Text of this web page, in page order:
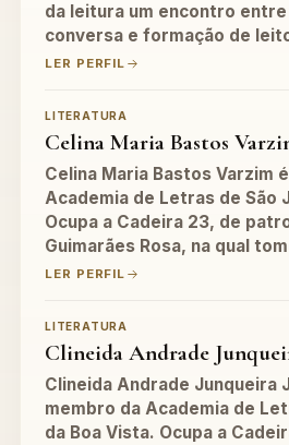
da leitura um encontro
conversa e formação de
LER PERFIL
LITERATURA
Celina Maria Bastos
Celina Maria Bastos Varzim
Academia de Letras de São
Ocupa a Cadeira 23, de
Guimarães Rosa, na qual
LER PERFIL
LITERATURA
Clineida Andrade
Clineida Andrade Junqueira
membro da Academia de
da Boa Vista. Ocupa a